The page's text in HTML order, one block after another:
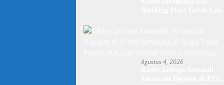
Agustus 4, 2026